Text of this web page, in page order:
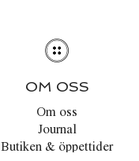
OM OSS
Om oss
Journal
Butiken & öppettider